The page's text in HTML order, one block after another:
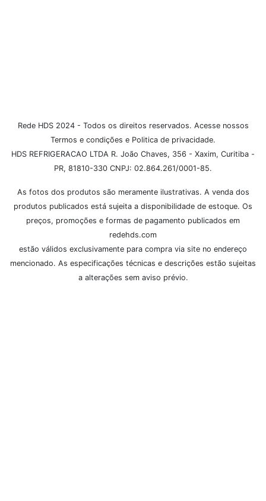
Rede HDS 2024 - Todos os direitos reservados. Acesse nossos
Termos e condições e Politica de privacidade.
HDS REFRIGERACAO LTDA R. João Chaves, 356 - Xaxim, Curitiba -
PR, 81810-330 CNPJ: 02.864.261/0001-85.
As fotos dos produtos são meramente ilustrativas. A venda dos
produtos publicados está sujeita a disponibilidade de estoque. Os
preços, promoções e formas de pagamento publicados em
redehds.com
estão válidos exclusivamente para compra via site no endereço
mencionado. As especificações técnicas e descrições estão sujeitas
a alterações sem aviso prévio.